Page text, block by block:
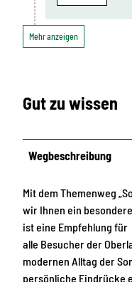
Mehr anzeigen
Gut zu wissen
Wegbeschreibung
Mit dem Themenweg
wir Ihnen ein
ist eine Empfehlung für
alle Besucher der
modernen Alltag der
persönliche Eindrücke